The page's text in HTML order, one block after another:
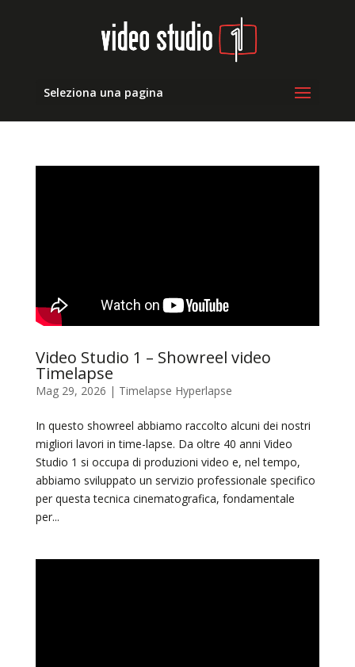
Seleziona una pagina
Video Studio 1 – Showreel video
Timelapse
Mag 29, 2026 | Timelapse Hyperlapse
In questo showreel abbiamo raccolto alcuni dei nostri
migliori lavori in time-lapse. Da oltre 40 anni Video
Studio 1 si occupa di produzioni video e, nel tempo,
abbiamo sviluppato un servizio professionale specifico
per questa tecnica cinematografica, fondamentale
per...